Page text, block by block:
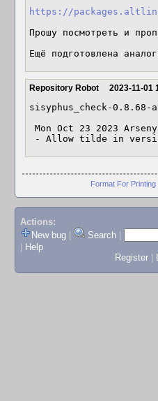
https://
Прошу посмотреть и
Ещё подготовлена
Repository Robot 2023-11-01
sisyphus_check-
- Allow tilde in
Format For Printing
Actions:
New bug
Search
Help
Register